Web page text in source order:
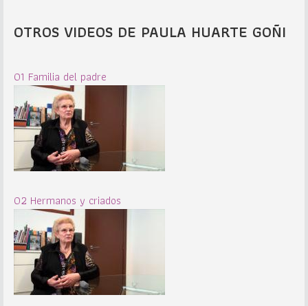
OTROS VIDEOS DE PAULA HUARTE GOÑI
01 Familia del padre
02 Hermanos y criados